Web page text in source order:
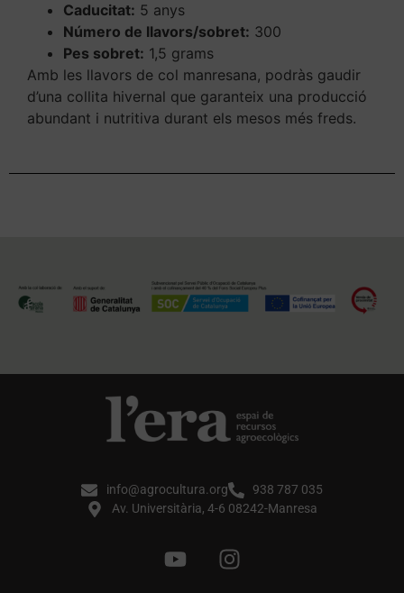
Caducitat: 5 anys
Número de llavors/sobret: 300
Pes sobret: 1,5 grams
Amb les llavors de col manresana, podràs gaudir
d’una collita hivernal que garanteix una producció
abundant i nutritiva durant els mesos més freds.
info@agrocultura.org
938 787 035
Av. Universitària, 4-6 08242-Manresa